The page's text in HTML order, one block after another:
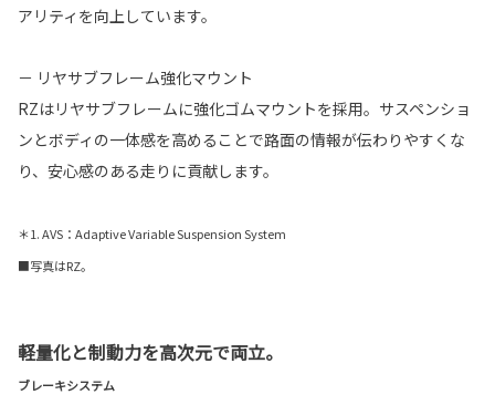
アリティを向上しています。
－ リヤサブフレーム強化マウント
RZはリヤサブフレームに強化ゴムマウントを採用。サスペンショ
ンとボディの一体感を高めることで路面の情報が伝わりやすくな
り、安心感のある走りに貢献します。
＊1. AVS：Adaptive Variable Suspension System
■写真はRZ。
軽量化と制動力を高次元で両立。
ブレーキシステム